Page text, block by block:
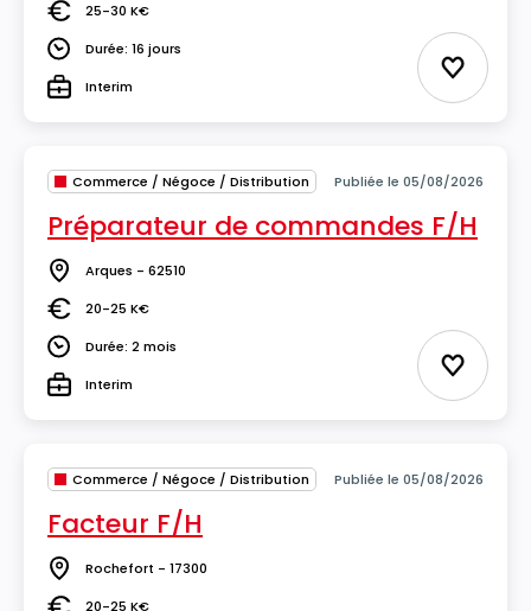
Salaire25-30 K€
DuréeDurée: 16 jours
TypeInterim Ajouter
Commerce / Négoce / Distribution Publiée le 05/08/2026
Préparateur de commandes F/H
Lieu Arques - 62510
Salaire20-25 K€
DuréeDurée: 2 mois
TypeInterim Ajouter
Commerce / Négoce / Distribution Publiée le 05/08/2026
Facteur F/H
Lieu Rochefort - 17300
20-25 K€